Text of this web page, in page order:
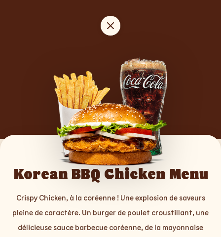
Korean BBQ Chicken Menu
Crispy Chicken, à la coréenne ! Une explosion de saveurs
pleine de caractère. Un burger de poulet croustillant, une
délicieuse sauce barbecue coréenne, de la mayonnaise